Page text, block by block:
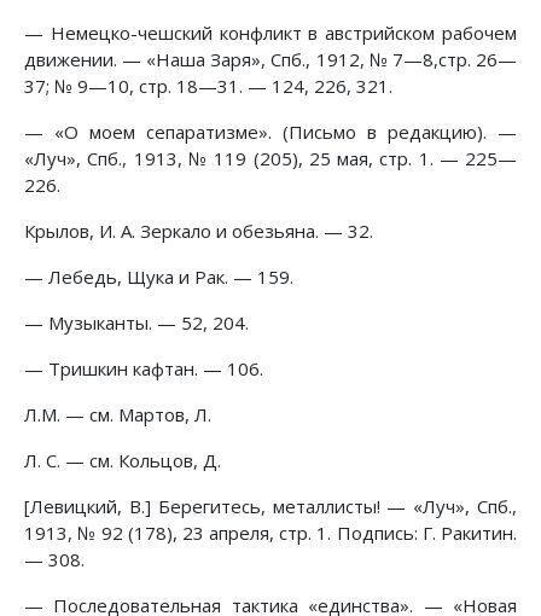
— Немецко-чешский конфликт в австрийском рабочем
движении. — «Наша Заря», Спб., 1912, № 7—8,стр. 26—
37; № 9—10, стр. 18—31. — 124, 226, 321.
— «О моем сепаратизме». (Письмо в редакцию). —
«Луч», Спб., 1913, № 119 (205), 25 мая, стр. 1. — 225—
226.
Крылов, И. А. Зеркало и обезьяна. — 32.
— Лебедь, Щука и Рак. — 159.
— Музыканты. — 52, 204.
— Тришкин кафтан. — 106.
Л.М. — см. Мартов, Л.
Л. С. — см. Кольцов, Д.
[Левицкий, В.] Берегитесь, металлисты! — «Луч», Спб.,
1913, № 92 (178), 23 апреля, стр. 1. Подпись: Г. Ракитин.
— 308.
— Последовательная тактика «единства». — «Новая